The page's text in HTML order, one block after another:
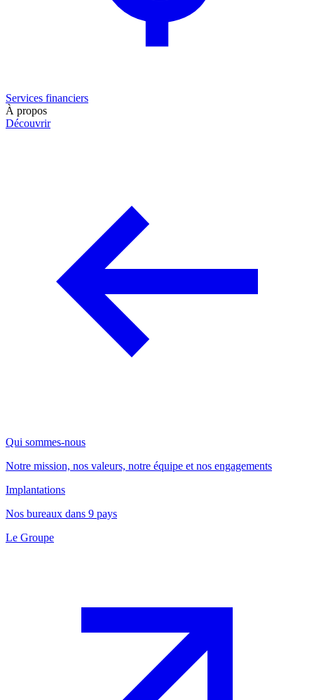
Services financiers
À propos
Découvrir
Qui sommes-nous
Notre mission, nos valeurs, notre équipe et nos engagements
Implantations
Nos bureaux dans 9 pays
Le Groupe